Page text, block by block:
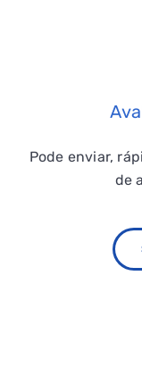
Pode enviar,
de